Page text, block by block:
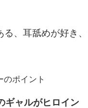
、耳舐めが好き
のポイント
ギャルがヒロイン